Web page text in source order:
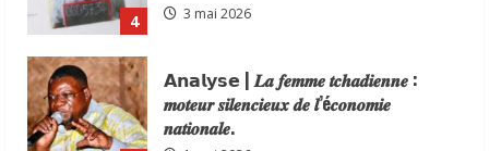
5 1 mai 2026
distinction |Le Délégué Général du
Gouvernement auprès de la province du
Mayo-Kebbi Ouest, le Général
Abdelmanane Khatab, a reçu une